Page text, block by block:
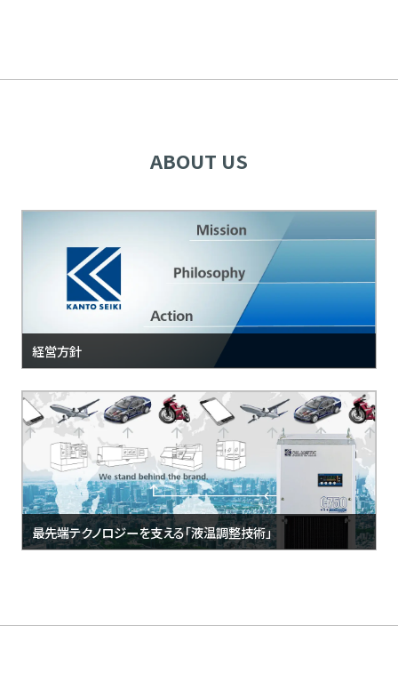
ABOUT US
経営方針
最先端テクノロジーを支える「液温調整技術」